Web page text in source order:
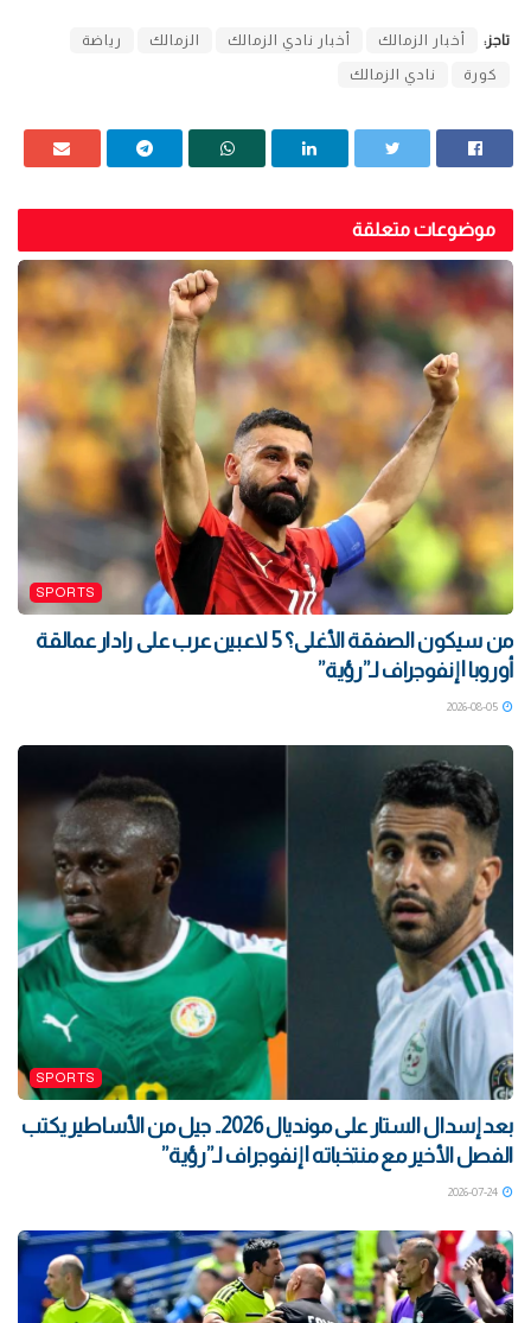
تاجز: أخبار الزمالك أخبار نادي الزمالك الزمالك رياضة
كورة نادي الزمالك
موضوعات متعلقة
SPORTS
من سيكون الصفقة الأغلى؟ 5 لاعبين عرب على رادار عمالقة
أوروبا | إنفوجراف لـ”رؤية”
SPORTS
بعد إسدال الستار على مونديال 2026.. جيل من الأساطير يكتب
الفصل الأخير مع منتخباته | إنفوجراف لـ”رؤية”